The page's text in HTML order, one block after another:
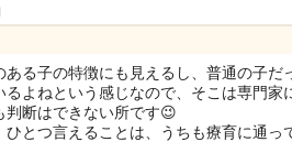
ある子の特徴にも見えるし、普通の子だ
るよねという感じなので、そこは専門家
判断はできない所です😉
ひとつ言えることは、うちも療育に通っ